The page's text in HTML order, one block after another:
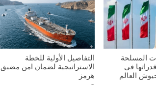
المسلحة
قدراتها في
العالم
التفاصيل الأولية للخطة
الاستراتيجية لضمان امن مضيق
هرمز